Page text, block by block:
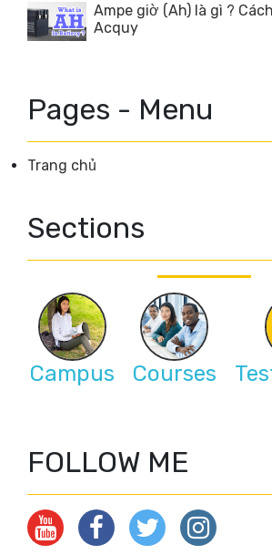
Ampe giờ (Ah) là gì ?
Acquy
Pages - Menu
Trang chủ
Sections
Campus Courses
FOLLOW ME